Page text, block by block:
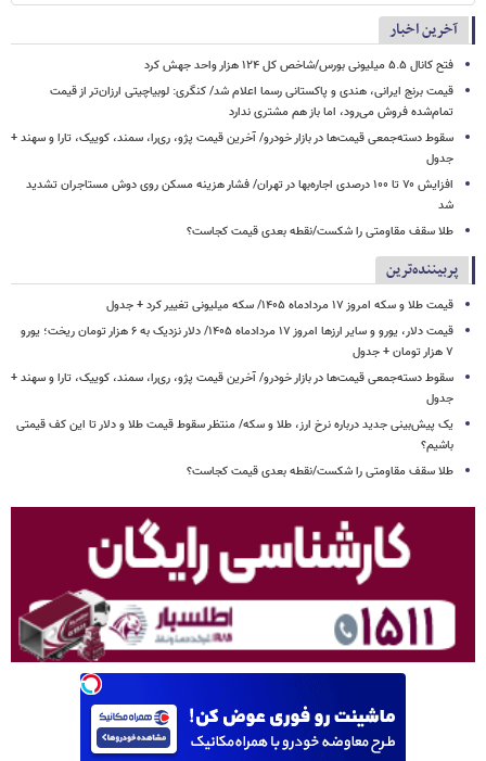
آخرین اخبار
فتح کانال ۵.۵ میلیونی بورس/شاخص کل ۱۲۴ هزار واحد جهش کرد
قیمت برنج ایرانی، هندی و پاکستانی رسما اعلام شد/ کنگری: لوبیاچیتی ارزان‌تر از قیمت
تمام‌شده فروش می‌رود، اما باز هم مشتری ندارد
سقوط دسته‌جمعی قیمت‌ها در بازار خودرو/ آخرین قیمت پژو، ری‌را، سمند، کوییک، تارا و سهند +
جدول
افزایش ۷۰ تا ۱۰۰ درصدی اجاره‌بها در تهران/ فشار هزینه مسکن روی دوش مستاجران تشدید
شد
طلا سقف مقاومتی را شکست/نقطه بعدی قیمت کجاست؟
پربیننده‌ترین
قیمت طلا و سکه امروز ۱۷ مردادماه ۱۴۰۵/ سکه میلیونی تغییر کرد + جدول
قیمت دلار، یورو و سایر ارزها امروز ۱۷ مردادماه ۱۴۰۵/ دلار نزدیک به ۶ هزار تومان ریخت؛ یورو
۷ هزار تومان + جدول
سقوط دسته‌جمعی قیمت‌ها در بازار خودرو/ آخرین قیمت پژو، ری‌را، سمند، کوییک، تارا و سهند +
جدول
یک پیش‌بینی جدید درباره نرخ ارز، طلا و سکه/ منتظر سقوط قیمت طلا و دلار تا این کف قیمتی
باشیم؟
طلا سقف مقاومتی را شکست/نقطه بعدی قیمت کجاست؟